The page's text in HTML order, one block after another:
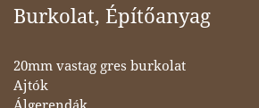
Burkolat, Építőanyag
20mm vastag gres burkolat
Ajtók